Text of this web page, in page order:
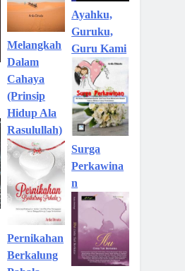
Melangkah
Dalam
Cahaya
(Prinsip
Hidup Ala
Rasulullah)
Pernikahan
Berkalung
Ayahku,
Guruku,
Guru Kami
Surga
Perkawina
n